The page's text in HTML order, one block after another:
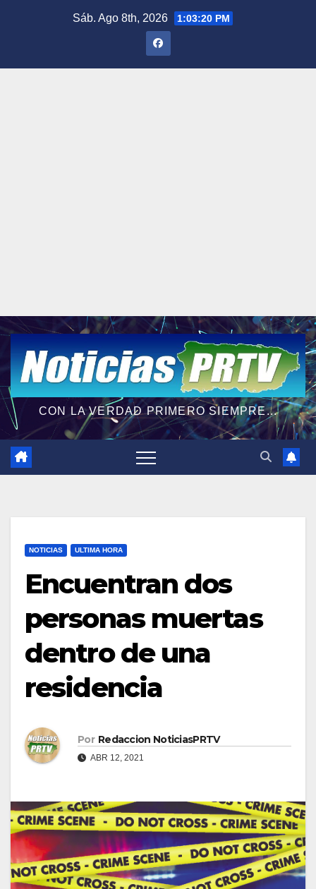
Sáb. Ago 8th, 2026 1:03:21 PM
CON LA VERDAD PRIMERO SIEMPRE...
NOTICIAS ULTIMA HORA
Encuentran dos
personas muertas
dentro de una
residencia
Por Redaccion NoticiasPRTV
ABR 12, 2021